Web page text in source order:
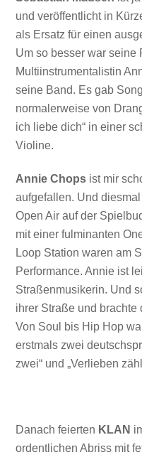
und veröffentlicht in
als Ersatz für einen
Um so besser war seine
Multiinstrumentalistin
seine Band. Es gab
normalerweise von
ich liebe dich“ in einer
Violine.
Annie Chops ist mir
aufgefallen. Und
Open Air auf der
mit einer fulminanten
Loop Station waren am
Performance. Annie ist
Straßenmusikerin. Und
ihrer Straße und brachte
Von Soul bis Hip Hop
erstmals zwei
zwei“ und „Verlieben
Danach feierten KLAN
ordentlichen Abriss mit